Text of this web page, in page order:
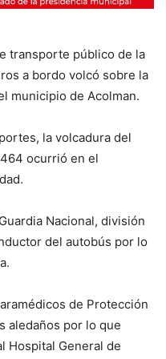
transporte público de la
a bordo volcó sobre la
municipio de Acolman.
la volcadura del
ocurrió en el
Nacional, división
del autobús por lo
de Protección
aledaños por lo que
Hospital General de